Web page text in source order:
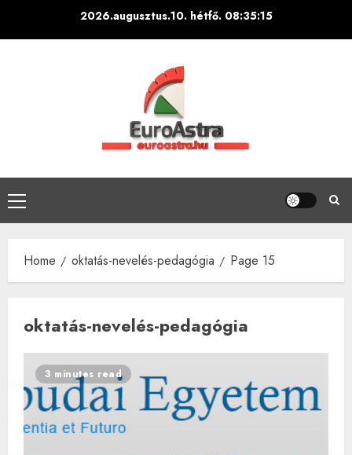
2026.augusztus.10. hétfő. 08:35:16
Primary
Menu
Home oktatás-nevelés-pedagógia Page 15
oktatás-nevelés-pedagógia
3 minutes read